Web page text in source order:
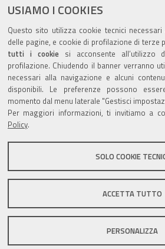
USIAMO I COOKIES
Questo sito utilizza cookie tecnici
delle pagine, e cookie di profilazione di terze
tutti i cookiesi acconsente all’utilizzo
profilazione. Chiudendo il banner verranno
necessari alla navigazione e alcuni
disponibili. Le preferenze possono
momento dal menu laterale "Gestisci
Per maggiori informazioni, ti invitiamo a
Policy.
SOLO COOKIE
ACCETTA TUTTO
PERSONALIZZA
sul
documento
ultima modifica 16/05/2023
Valuta
Sito istituzionale Comune di
DPO|Accessibilità